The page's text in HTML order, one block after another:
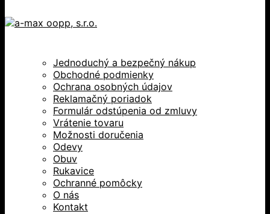
Jednoduchý a bezpečný nákup
Obchodné podmienky
Ochrana osobných údajov
Reklamačný poriadok
Formulár odstúpenia od zmluvy
Vrátenie tovaru
Možnosti doručenia
Odevy
Obuv
Rukavice
Ochranné pomôcky
O nás
Kontakt